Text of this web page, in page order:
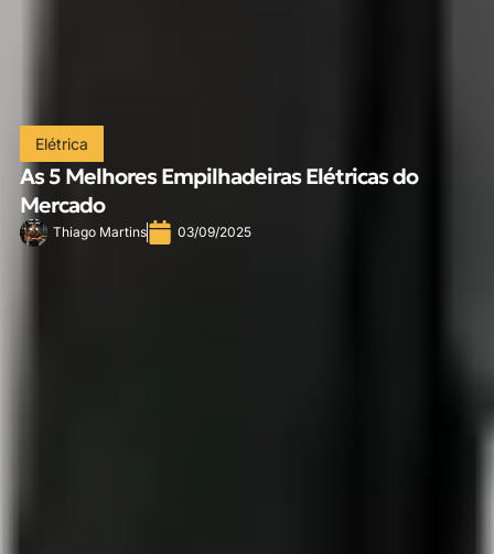
Elétrica
As 5 Melhores Empilhadeiras Elétricas do
Mercado
Thiago Martins 03/09/2025